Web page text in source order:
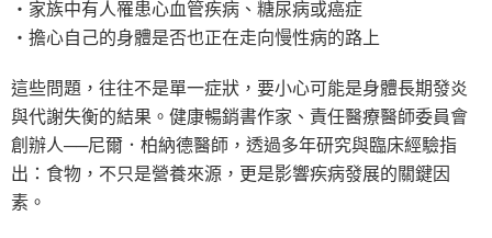
‧家族中有人罹患心血管疾病、糖尿病或癌症
‧擔心自己的身體是否也正在走向慢性病的路上
這些問題，往往不是單一症狀，要小心可能是身體長期發炎
與代謝失衡的結果。健康暢銷書作家、責任醫療醫師委員會
創辦人──尼爾．柏納德醫師，透過多年研究與臨床經驗指
出：食物，不只是營養來源，更是影響疾病發展的關鍵因
素。